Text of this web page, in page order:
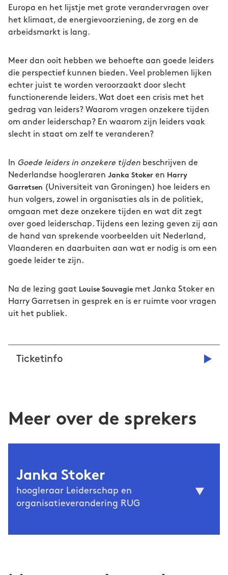
Europa en het lijstje met grote verandervragen over
het klimaat, de energievoorziening, de zorg en de
arbeidsmarkt is lang.
Meer dan ooit hebben we behoefte aan goede leiders
die perspectief kunnen bieden. Veel problemen lijken
echter juist te worden veroorzaakt door slecht
functionerende leiders. Wat doet een crisis met het
gedrag van leiders? Waarom vragen onzekere tijden
om ander leiderschap? En waarom zijn leiders vaak
slecht in staat om zelf te veranderen?
In Goede leiders in onzekere tijden beschrijven de
Nederlandse hoogleraren Janka Stoker en
Harry
Garretsen (Universiteit van Groningen) hoe leiders en
hun volgers, zowel in organisaties als in de politiek,
omgaan met deze onzekere tijden en wat dit zegt
over goed leiderschap. Tijdens een lezing geven zij aan
de hand van sprekende voorbeelden uit Nederland,
Vlaanderen en daarbuiten aan wat er nodig is om een
goede leider te zijn.
Na de lezing gaat Louise Souvagie met Janka Stoker en
Harry Garretsen in gesprek en is er ruimte voor vragen
uit het publiek.
Ticketinfo
Meer over de sprekers
Janka Stoker
hoogleraar Leiderschap en
organisatieverandering RUG
Economie en Bedrijfskunde van de